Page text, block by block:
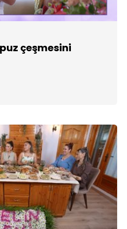
çeşmesini